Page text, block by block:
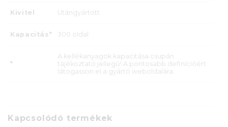
Kivitel Utángyártott
Kapacitás* 300 oldal
*
A kellékanyagok kapacitása csupán
tájékoztató jellegű! A pontosabb definícióért
látogasson el a gyártó weboldalára.
Kapcsolódó termékek